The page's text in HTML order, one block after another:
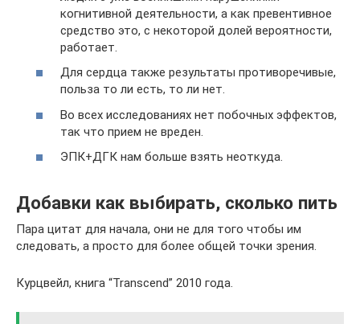
когнитивной деятельности, а как превентивное
средство это, с некоторой долей вероятности,
работает.
Для сердца также результаты противоречивые,
польза то ли есть, то ли нет.
Во всех исследованиях нет побочных эффектов,
так что прием не вреден.
ЭПК+ДГК нам больше взять неоткуда.
Добавки как выбирать, сколько пить
Пара цитат для начала, они не для того чтобы им
следовать, а просто для более общей точки зрения.
Курцвейл, книга “Transcend” 2010 года.